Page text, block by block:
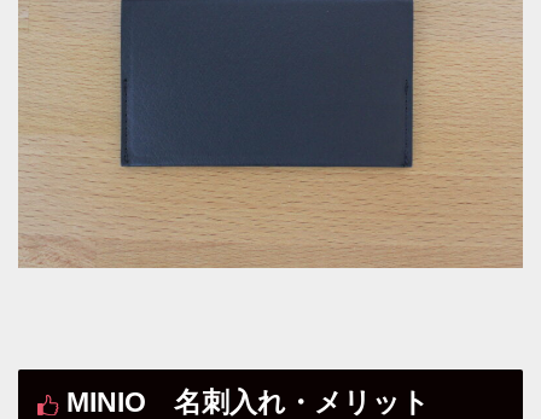
MINIO 名刺入れ・メリット